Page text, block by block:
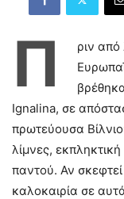
Π
ριν από
Ignalina, σε
πρωτεύουσα
λίμνες,
παντού. Αν
καλοκαιρία σε